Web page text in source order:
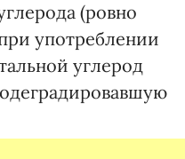
(ровно
употреблении
углерод